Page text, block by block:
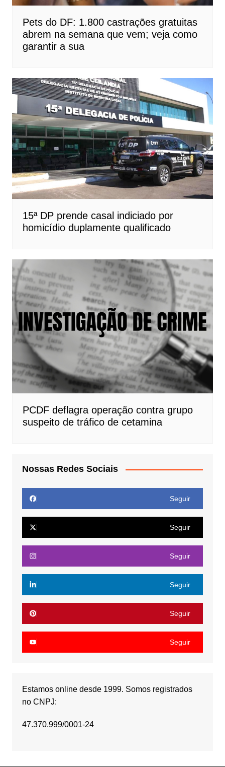
Pets do DF: 1.800 castrações gratuitas
abrem na semana que vem; veja como
garantir a sua
15ª DP prende casal indiciado por
homicídio duplamente qualificado
PCDF deflagra operação contra grupo
suspeito de tráfico de cetamina
Nossas Redes Sociais
Seguir
Seguir
Seguir
Seguir
Seguir
Seguir
Estamos online desde 1999. Somos registrados
no CNPJ:
47.370.999/0001-24